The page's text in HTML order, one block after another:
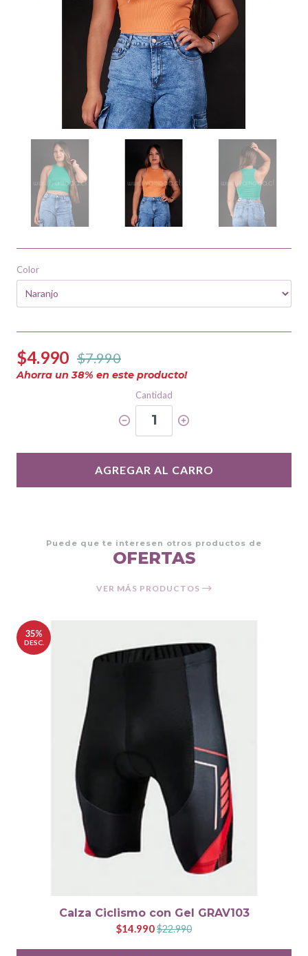
Color
$4.990 $7.990
Ahorra un38% en este producto!
Cantidad
1
AGREGAR AL CARRO
Puede que te interesen otros productos de
OFERTAS
VER MÁS PRODUCTOS
35%
DESC.
Calza Ciclismo con Gel GRAV103
$14.990$22.990